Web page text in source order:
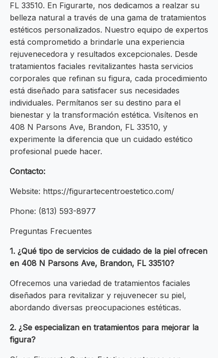
FL 33510. En Figurarte, nos dedicamos a realzar su
belleza natural a través de una gama de tratamientos
estéticos personalizados. Nuestro equipo de expertos
está comprometido a brindarle una experiencia
rejuvenecedora y resultados excepcionales. Desde
tratamientos faciales revitalizantes hasta servicios
corporales que refinan su figura, cada procedimiento
está diseñado para satisfacer sus necesidades
individuales. Permítanos ser su destino para el
bienestar y la transformación estética. Visítenos en
408 N Parsons Ave, Brandon, FL 33510, y
experimente la diferencia que un cuidado estético
profesional puede hacer.
Contacto:
Website: https://figurartecentroestetico.com/
Phone: (813) 593-8977
Preguntas Frecuentes
1. ¿Qué tipo de servicios de cuidado de la piel ofrecen
en 408 N Parsons Ave, Brandon, FL 33510?
Ofrecemos una variedad de tratamientos faciales
diseñados para revitalizar y rejuvenecer su piel,
abordando diversas preocupaciones estéticas.
2. ¿Se especializan en tratamientos para mejorar la
figura?